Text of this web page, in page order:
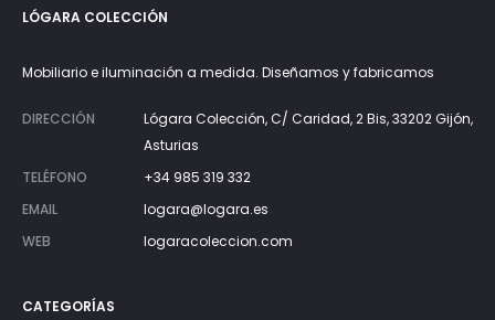
LÓGARA COLECCIÓN
Mobiliario e iluminación a medida. Diseñamos y fabricamos
DIRECCIÓN
Lógara Colección, C/ Caridad, 2 Bis, 33202 Gijón,
Asturias
TELÉFONO
+34 985 319 332
EMAIL
logara@logara.es
WEB
logaracoleccion.com
CATEGORÍAS